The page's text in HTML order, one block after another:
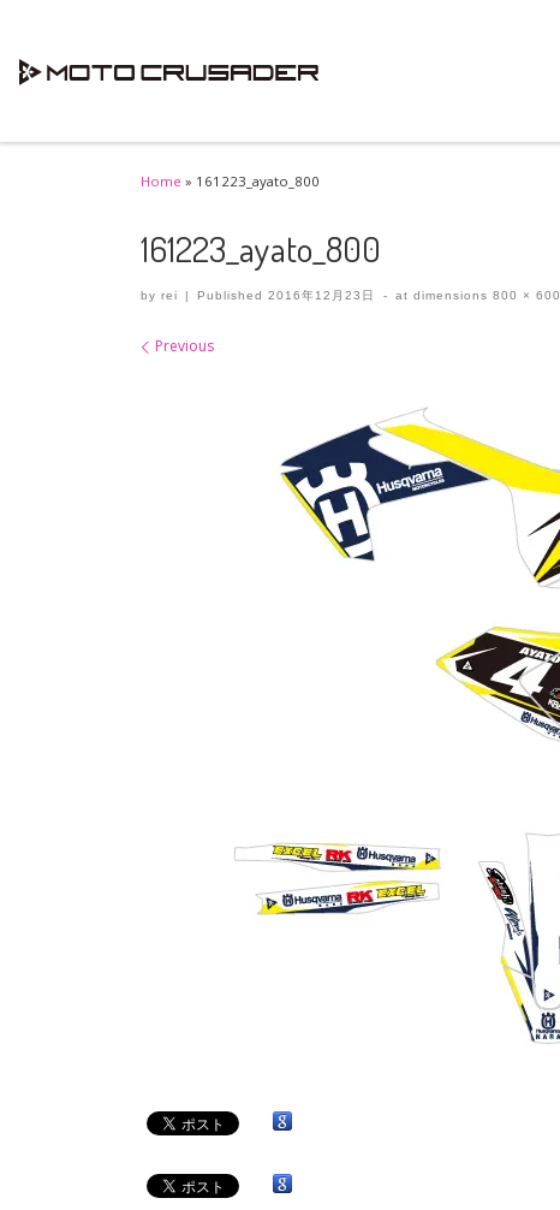
Home » 161223_ayato_800
161223_ayato_800
by rei | Published2016年12月23日 - at dimensions 800 × 600
Images navigation
Previous